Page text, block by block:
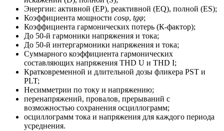
Энергии: активной (EP), реактивной (EQ), полной (ES);
Коэффициента мощности cosφ, tgφ;
Коэффициента гармонических потерь (К-фактор);
До 50-й гармоники напряжения и тока;
До 50-й интергармоники напряжения и тока;
Суммарного коэффициента гармонических
составляющих напряжения THD U и THD I;
Кратковременной и длительной дозы фликера PST и
PLT;
Несимметрии по току и напряжению;
перенапряжений, провалов, прерываний с
возможностью сохранения осциллограмм;
осциллограмм тока и напряжения для каждого периода
усреднения.